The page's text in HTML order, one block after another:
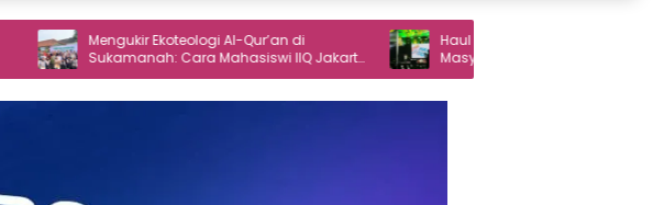
Ekoteologi Al-Qur’an di
Cara Mahasiswi IIQ Jakarta
Bumi Jonggol
Haul Gus Dur ke-16 Angkat Peran
Masyarakat dalam Demokrasi